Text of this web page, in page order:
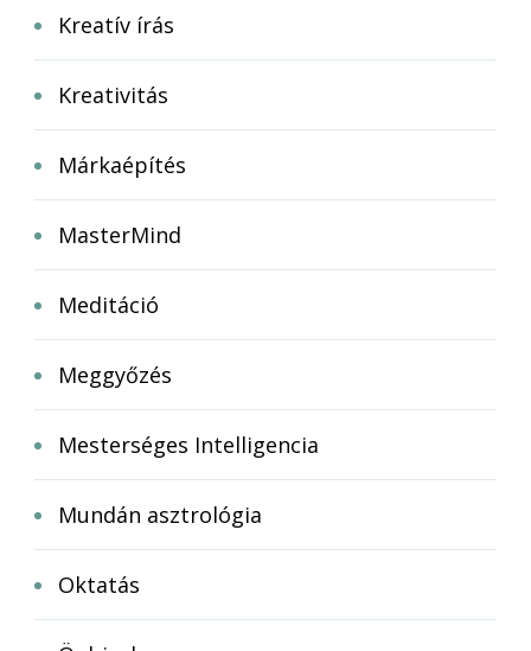
Kreatív írás
Kreativitás
Márkaépítés
MasterMind
Meditáció
Meggyőzés
Mesterséges Intelligencia
Mundán asztrológia
Oktatás